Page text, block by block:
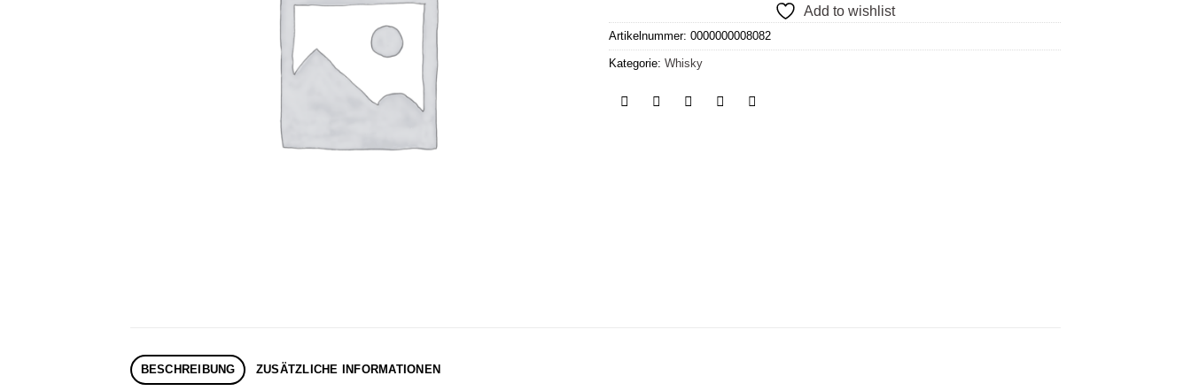
Add to wishlist
Artikelnummer: 0000000008082
Kategorie: Whisky
BESCHREIBUNG ZUSÄTZLICHE INFORMATIONEN